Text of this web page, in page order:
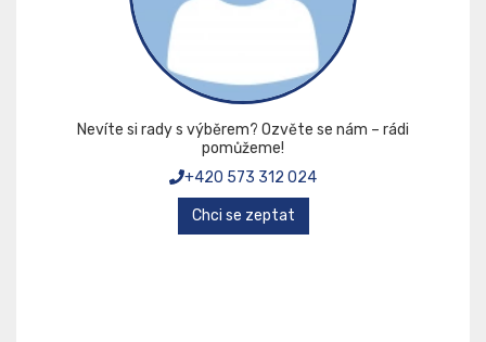
Nevíte si rady s výběrem? Ozvěte se nám – rádi
pomůžeme!
+420 573 312 024
Chci se zeptat